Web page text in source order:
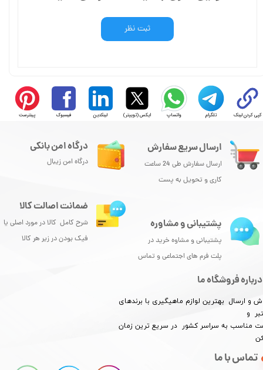
ثبت نظر
کپی کردن لینک تلگرام واتساپ ایکس (توییتر) لینکدین فیسبوک پینترست
ارسال سریع سفارش
ارسال سفارش طی 24 ساعت
کاری و تحویل به پست
درباره فروشگاه ما
و ارسال بهترین لوازم ماهیگیری با برندهای
و
مناسب به سراسر کشور در سریع ترین زمان
تماس با ما
درگاه امن بانکی
درگاه امن زیبال
پشتیبانی و مشاوره
پشتیبانی و مشاوه خرید در
پلت فرم های اجتماعی و تماس
ضمانت اصالت کالا
شرح کامل کالا در مورد اصلی یا
فیک بودن در زیر هر کالا